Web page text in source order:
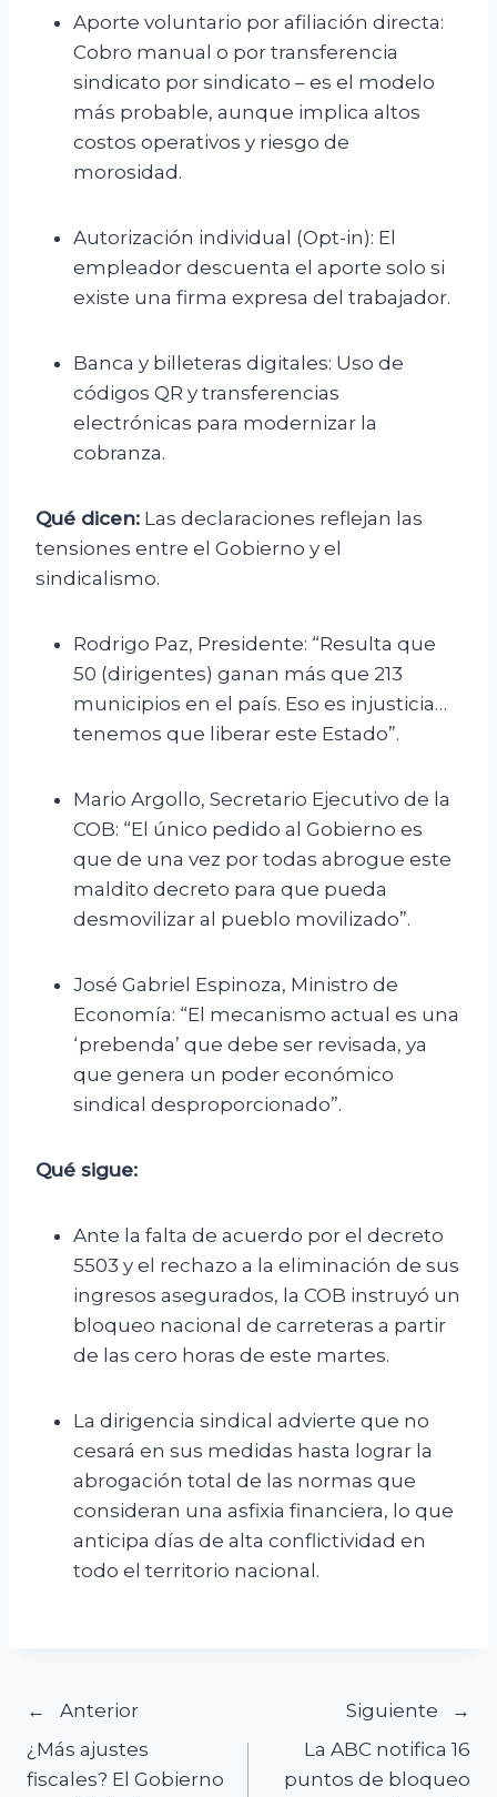
Aporte voluntario por afiliación directa:
Cobro manual o por transferencia
sindicato por sindicato – es el modelo
más probable, aunque implica altos
costos operativos y riesgo de
morosidad.
Autorización individual (Opt-in): El
empleador descuenta el aporte solo si
existe una firma expresa del trabajador.
Banca y billeteras digitales: Uso de
códigos QR y transferencias
electrónicas para modernizar la
cobranza.
Qué dicen: Las declaraciones reflejan las
tensiones entre el Gobierno y el
sindicalismo.
Rodrigo Paz, Presidente: “Resulta que
50 (dirigentes) ganan más que 213
municipios en el país. Eso es injusticia…
tenemos que liberar este Estado”.
Mario Argollo, Secretario Ejecutivo de la
COB: “El único pedido al Gobierno es
que de una vez por todas abrogue este
maldito decreto para que pueda
desmovilizar al pueblo movilizado”.
José Gabriel Espinoza, Ministro de
Economía: “El mecanismo actual es una
‘prebenda’ que debe ser revisada, ya
que genera un poder económico
sindical desproporcionado”.
Qué sigue:
Ante la falta de acuerdo por el decreto
5503 y el rechazo a la eliminación de sus
ingresos asegurados, la COB instruyó un
bloqueo nacional de carreteras a partir
de las cero horas de este martes.
La dirigencia sindical advierte que no
cesará en sus medidas hasta lograr la
abrogación total de las normas que
consideran una asfixia financiera, lo que
anticipa días de alta conflictividad en
todo el territorio nacional.
Navegación
de
Anterior
¿Más ajustes
fiscales? El Gobierno
Siguiente
La ABC notifica 16
puntos de bloqueo